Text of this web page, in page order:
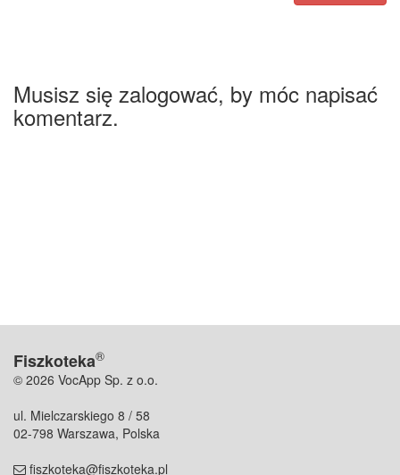
Musisz się zalogować, by móc napisać
komentarz.
Fiszkoteka®
© 2026 VocApp Sp. z o.o.
ul. Mielczarskiego 8 / 58
02-798 Warszawa, Polska
fiszkoteka@fiszkoteka.pl